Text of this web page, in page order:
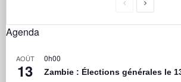
Agenda
AOÛT
13
0h00
Zambie : Élections générales le